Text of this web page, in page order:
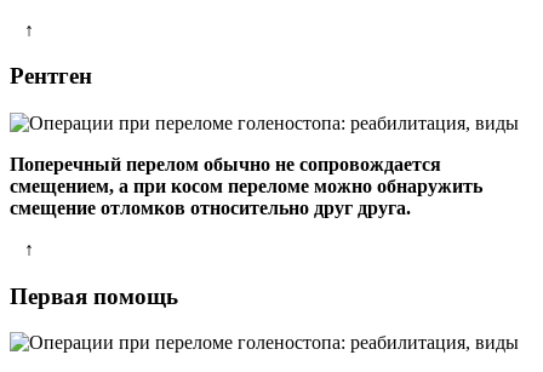
↑
Рентген
Поперечный перелом обычно не сопровождается
смещением, а при косом переломе можно обнаружить
смещение отломков относительно друг друга.
↑
Первая помощь